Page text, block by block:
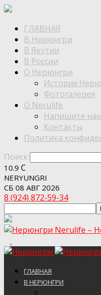
ГЛАВНАЯ
В Нерюнгри
В Якутии
В России
О Нерюнгри
История
Фотогалерея
О Nerulife
Напишите
Контакты
Политика
Поиск
10.9 C
NERYUNGRI
СБ 08 АВГ 2026
8 (924) 872-59-34
Nerulife –
ГЛАВНАЯ
В НЕРЮНГРИ